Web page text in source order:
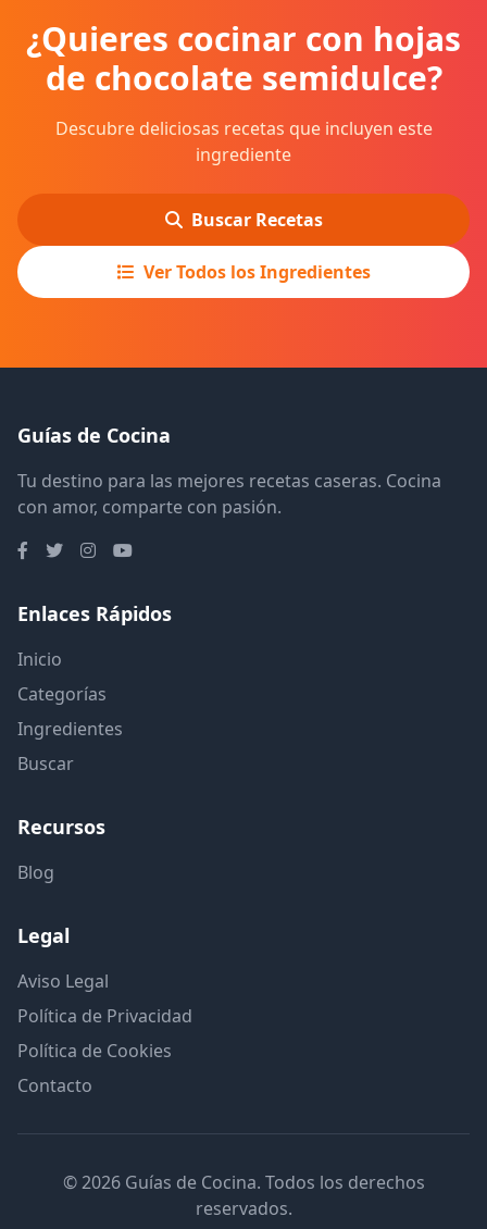
¿Quieres cocinar con hojas
de chocolate semidulce?
Descubre deliciosas recetas que incluyen este
ingrediente
Buscar Recetas
Ver Todos los Ingredientes
Guías de Cocina
Tu destino para las mejores recetas caseras. Cocina
con amor, comparte con pasión.
Enlaces Rápidos
Inicio
Categorías
Ingredientes
Buscar
Recursos
Blog
Legal
Aviso Legal
Política de Privacidad
Política de Cookies
Contacto
© 2026 Guías de Cocina. Todos los derechos
reservados.